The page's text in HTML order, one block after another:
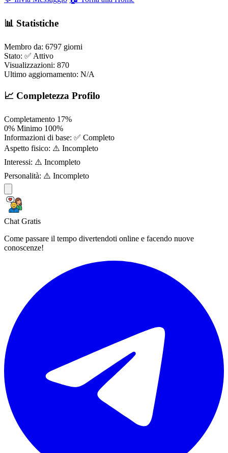
📊 Statistiche
Membro da: 6797 giorni
Stato: ✅ Attivo
Visualizzazioni: 870
Ultimo aggiornamento: N/A
📈 Completezza Profilo
Completamento 17%
0% Minimo 100%
Informazioni di base: ✅ Completo
Aspetto fisico: ⚠️ Incompleto
Interessi: ⚠️ Incompleto
Personalità: ⚠️ Incompleto
Chat Gratis
Come passare il tempo divertendoti online e facendo nuove
conoscenze!